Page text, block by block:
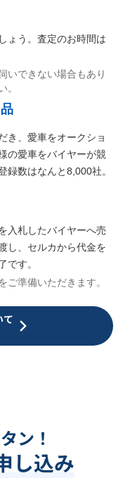
ょう。査定のお時間は
いできない場合もあり
。
き、愛車をオークショ
の愛車をバイヤーが競
録数はなんと8,000社。
入札したバイヤーへ売
し、セルカから代金を
です。
準備いただきます。
て
ン！
し込み